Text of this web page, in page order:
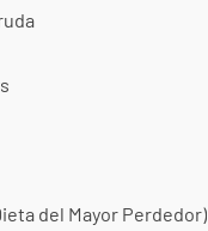
del Mayor Perdedor)